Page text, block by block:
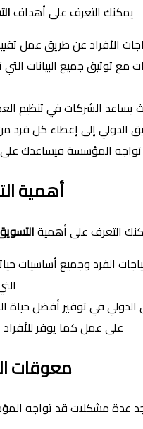
يمكنك التعرف على أهداف
الأفراد عن طريق عمل
توثيق جميع البيانات
الشركات في تنظيم
الدولي إلى إعطاء كل فرد
المؤسسة فيساعدك على
أهمية
التعرف على أهمية
الفرد وجميع
الدولي في توفير أفضل
على عمل كما يوفر
معوقات
عدة مشكلات قد تواجه